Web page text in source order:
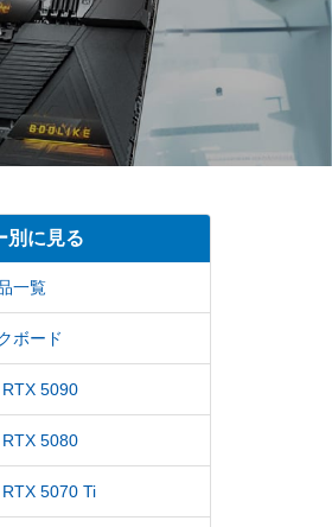
別に見る
一覧
ボード
5090
5080
5070 Ti